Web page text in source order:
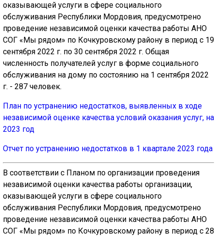
оказывающей услуги в сфере социального
обслуживания Республики Мордовия, предусмотрено
проведение независимой оценки качества работы АНО
СОГ «Мы рядом» по Кочкуровскому району в период с 19
сентября 2022 г. по 30 сентября 2022 г. Общая
численность получателей услуг в форме социального
обслуживания на дому по состоянию на 1 сентября 2022
г. - 287 человек.
План по устранению недостатков, выявленных в ходе
независимой оценке качества условий оказания услуг, на
2023 год
Отчет по устранению недостатков в 1 квартале 2023 года
В соответствии с Планом по организации проведения
независимой оценки качества работы организации,
оказывающей услуги в сфере социального
обслуживания Республики Мордовия, предусмотрено
проведение независимой оценки качества работы АНО
СОГ «Мы рядом» по Кочкуровскому району в период с 28